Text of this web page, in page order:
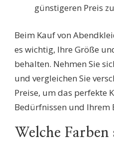
günstigeren Preis
Beim Kauf von
es wichtig, Ihre Größe
behalten. Nehmen Sie
und vergleichen Sie
Preise, um das perfekte
Bedürfnissen und Ihrem
Welche Farben